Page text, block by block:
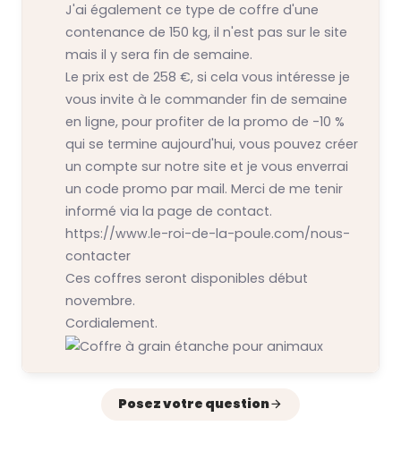
J'ai également ce type de coffre d'une
contenance de 150 kg, il n'est pas sur le site
mais il y sera fin de semaine.
Le prix est de 258 €, si cela vous intéresse je
vous invite à le commander fin de semaine
en ligne, pour profiter de la promo de -10 %
qui se termine aujourd'hui, vous pouvez créer
un compte sur notre site et je vous enverrai
un code promo par mail. Merci de me tenir
informé via la page de contact.
https://www.le-roi-de-la-poule.com/nous-
contacter
Ces coffres seront disponibles début
novembre.
Cordialement.
Posez votre question